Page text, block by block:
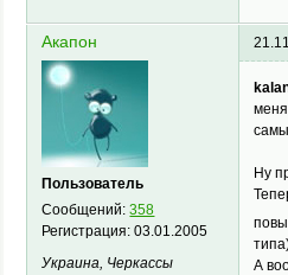
Акапон
Пользователь
Сообщений:358
Регистрация:03.01.2005
Украина, Черкассы
Ну
А